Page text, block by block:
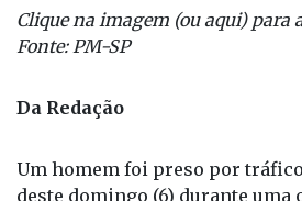
Clique na imagem (ou aqui) para
Fonte: PM-SP
Da Redação
Um homem foi preso por
deste domingo (6) durante uma